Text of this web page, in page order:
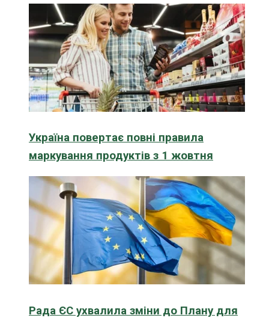
Україна повертає повні правила
маркування продуктів з 1 жовтня
Рада ЄС ухвалила зміни до Плану для